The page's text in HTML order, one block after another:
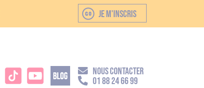
JE M'INSCRIS
NOUS CONTACTER
01 88 24 66 99